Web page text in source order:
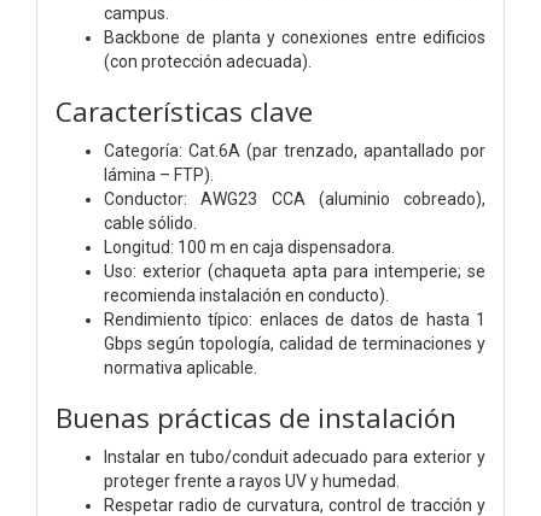
campus.
Backbone de planta y conexiones entre edificios
(con protección adecuada).
Características clave
Categoría: Cat.6A (par trenzado, apantallado por
lámina – FTP).
Conductor: AWG23 CCA (aluminio cobreado),
cable sólido.
Longitud: 100 m en caja dispensadora.
Uso: exterior (chaqueta apta para intemperie; se
recomienda instalación en conducto).
Rendimiento típico: enlaces de datos de hasta 1
Gbps según topología, calidad de terminaciones y
normativa aplicable.
Buenas prácticas de instalación
Instalar en tubo/conduit adecuado para exterior y
proteger frente a rayos UV y humedad.
Respetar radio de curvatura, control de tracción y